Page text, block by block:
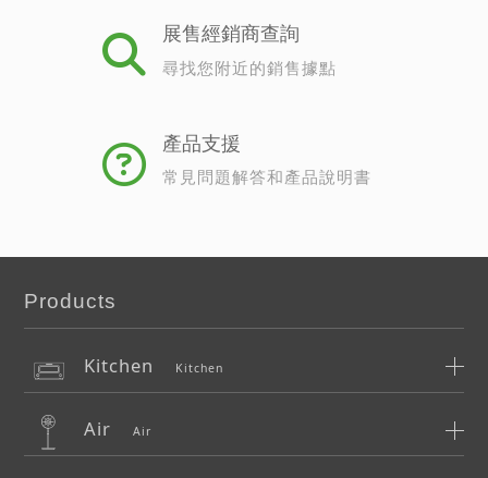
展售經銷商查詢
尋找您附近的銷售據點
產品支援
常見問題解答和產品說明書
Products
Kitchen Kitchen
Air Air